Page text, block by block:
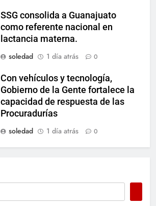
SSG consolida a Guanajuato
como referente nacional en
lactancia materna.
soledad
1 día atrás 0
Con vehículos y tecnología,
Gobierno de la Gente fortalece la
capacidad de respuesta de las
Procuradurías
soledad
1 día atrás 0